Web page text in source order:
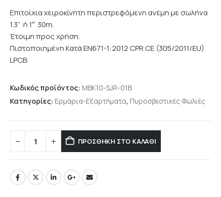
Επιτοίχια χειροκίνητη περιστρεφόμενη ανέμη με σωλήνα
1.3” ή 1″ 30m.
Έτοιμη προς χρήση.
Πιστοποιημένη Κατά EN671-1:2012 CPR CE (305/2011/EU)
LPCB
Κωδικός προϊόντος: MBK10-SJR-01B
Κατηγορίες: Ερμάρια-Εξαρτήματα, Πυροσβεστικές Φωλιές
ΠΡΟΣΘΉΚΗ ΣΤΟ ΚΑΛΆΘΙ